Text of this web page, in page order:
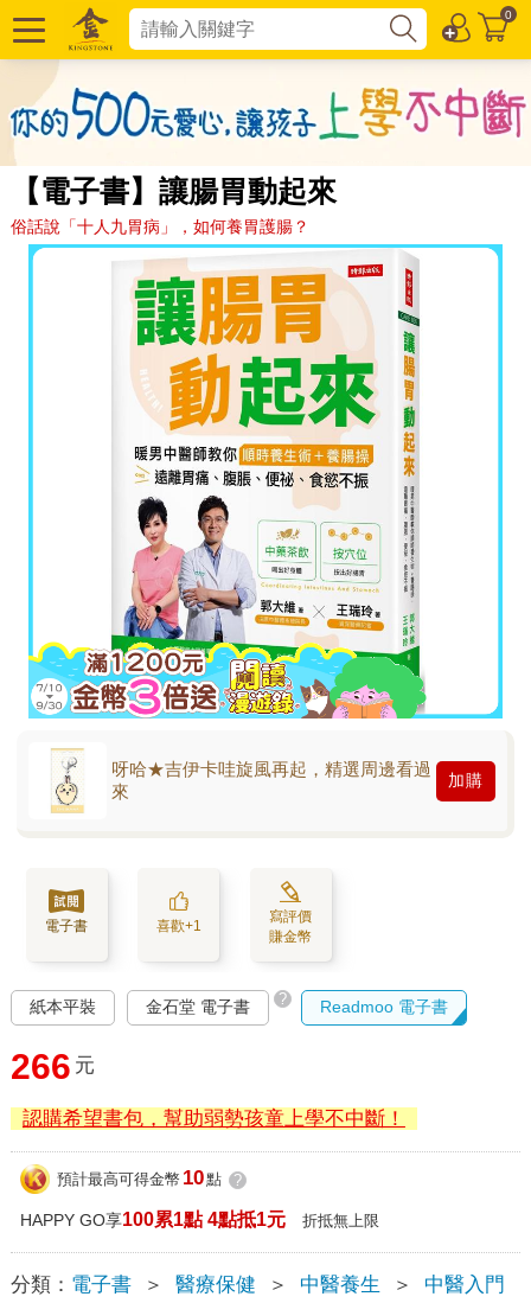
0
【電子書】讓腸胃動起來
俗話說「十人九胃病」，如何養胃護腸？
呀哈★吉伊卡哇旋風再起，精選周邊看過
來
加購
電子書 喜歡+1
寫評價
賺金幣
紙本平裝 金石堂 電子書 ? Readmoo 電子書
266 元
認購希望書包，幫助弱勢孩童上學不中斷！
預計最高可得金幣 10點 ?
HAPPY GO享100累1點 4點抵1元 折抵無上限
分類： 電子書 ＞ 醫療保健 ＞ 中醫養生 ＞ 中醫入門